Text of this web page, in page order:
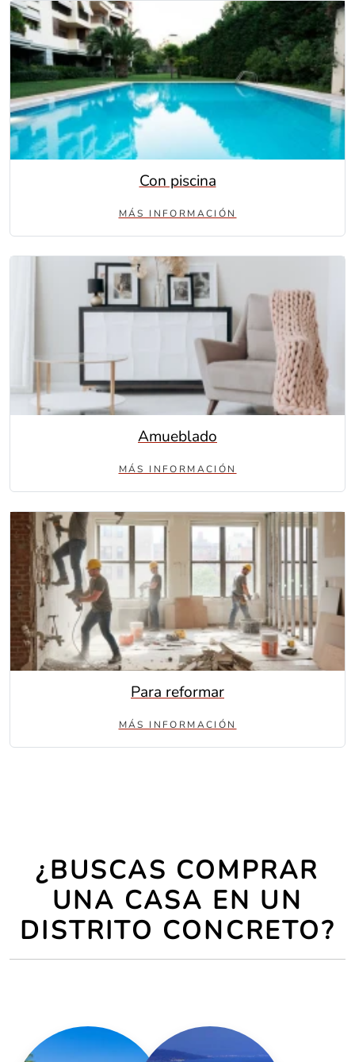
Con piscina
MÁS INFORMACIÓN
Amueblado
MÁS INFORMACIÓN
Para reformar
MÁS INFORMACIÓN
¿BUSCAS COMPRAR
UNA CASA EN UN
DISTRITO CONCRETO?